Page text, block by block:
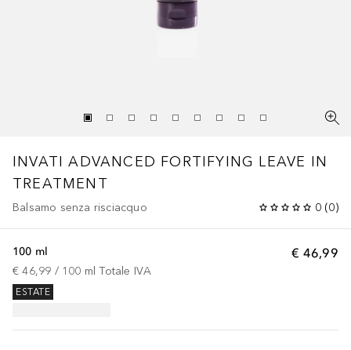
INVATI ADVANCED FORTIFYING LEAVE IN
TREATMENT
Balsamo senza risciacquo 0 (0)
€ 46,99
100 ml
€ 46,99 / 100 ml Totale IVA
ESTATE